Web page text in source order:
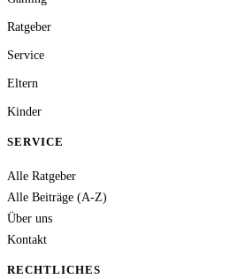
Ratgeber
Service
Eltern
Kinder
SERVICE
Alle Ratgeber
Alle Beiträge (A-Z)
Über uns
Kontakt
RECHTLICHES